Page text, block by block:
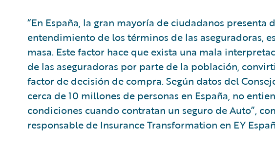
“En España, la gran mayoría de ciudadanos presenta
entendimiento de los términos de las aseguradoras,
masa. Este factor hace que exista una mala
de las aseguradoras por parte de la población,
factor de decisión de compra. Según datos del
cerca de 10 millones de personas en España, no
condiciones cuando contratan un seguro de Auto”,
responsable de Insurance Transformation en EY